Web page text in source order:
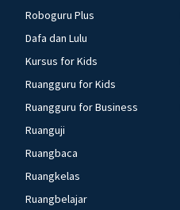
Roboguru Plus
Dafa dan Lulu
Kursus for Kids
Ruangguru for Kids
Ruangguru for Business
Ruanguji
Ruangbaca
Ruangkelas
Ruangbelajar